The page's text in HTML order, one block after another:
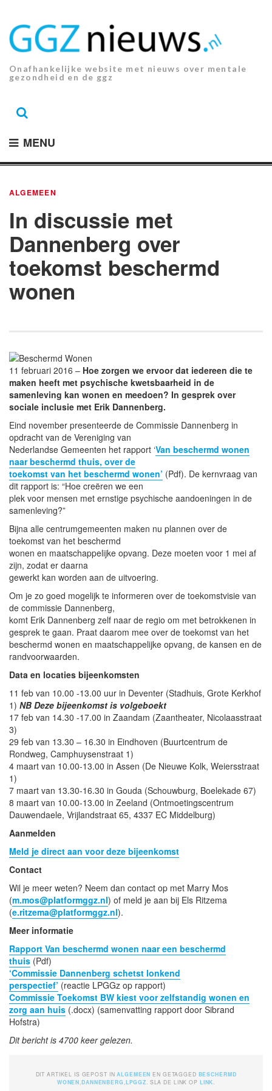
inhoud.
Onafhankelijke website met nieuws over mentale
gezondheid en de ggz
MENU
ALGEMEEN
In discussie met
Dannenberg over
toekomst beschermd
wonen
11 februari 2016 – Hoe zorgen we ervoor dat iedereen die te
maken heeft met psychische kwetsbaarheid in de
samenleving kan wonen en meedoen? In gesprek over
sociale inclusie met Erik Dannenberg.
Eind november presenteerde de Commissie Dannenberg in
opdracht van de Vereniging van
Nederlandse Gemeenten het rapport ‘Van beschermd wonen
naar beschermd thuis, over de
toekomst van het beschermd wonen’ (Pdf). De kernvraag van
dit rapport is: “Hoe creëren we een
plek voor mensen met ernstige psychische aandoeningen in de
samenleving?”
Bijna alle centrumgemeenten maken nu plannen over de
toekomst van het beschermd
wonen en maatschappelijke opvang. Deze moeten voor 1 mei af
zijn, zodat er daarna
gewerkt kan worden aan de uitvoering.
Om je zo goed mogelijk te informeren over de toekomstvisie van
de commissie Dannenberg,
komt Erik Dannenberg zelf naar de regio om met betrokkenen in
gesprek te gaan. Praat daarom mee over de toekomst van het
beschermd wonen en maatschappelijke opvang, de kansen en de
randvoorwaarden.
Data en locaties bijeenkomsten
11 feb van 10.00 -13.00 uur in Deventer (Stadhuis, Grote Kerkhof
1) NB Deze bijeenkomst is volgeboekt
17 feb van 14.30 -17.00 in Zaandam (Zaantheater, Nicolaasstraat
3)
29 feb van 13.30 – 16.30 in Eindhoven (Buurtcentrum de
Rondweg, Camphuysenstraat 1)
4 maart van 10.00-13.00 in Assen (De Nieuwe Kolk, Weiersstraat
1)
7 maart van 13.30-16.30 in Gouda (Schouwburg, Boelekade 67)
8 maart van 10.00-13.00 in Zeeland (Ontmoetingscentrum
Dauwendaele, Vrijlandstraat 65, 4337 EC Middelburg)
Aanmelden
Meld je direct aan voor deze bijeenkomst
Contact
Wil je meer weten? Neem dan contact op met Marry Mos
(m.mos@platformggz.nl) of meld je aan bij Els Ritzema
(e.ritzema@platformggz.nl).
Meer informatie
Rapport Van beschermd wonen naar een beschermd
thuis (Pdf)
‘Commissie Dannenberg schetst lonkend
perspectief’ (reactie LPGGz op rapport)
Commissie Toekomst BW kiest voor zelfstandig wonen en
zorg aan huis (.docx) (samenvatting rapport door Sibrand
Hofstra)
Dit bericht is 4700 keer gelezen.
DIT ARTIKEL IS GEPOST INALGEMEEN EN GETAGGED BESCHERMD
WONEN ,DANNENBERG LPGGZ . SLA DE LINK OP LINK